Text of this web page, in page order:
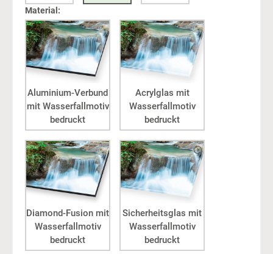
Material:
Aluminium-Verbund
mit Wasserfallmotiv
bedruckt
Acrylglas mit
Wasserfallmotiv
bedruckt
Diamond-Fusion mit
Wasserfallmotiv
bedruckt
Sicherheitsglas mit
Wasserfallmotiv
bedruckt